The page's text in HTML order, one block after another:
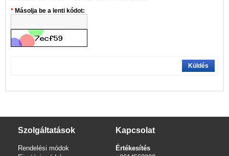
Másolja be a lenti kódot:
Küldés
Szolgáltatások
Rendelési módok
Kapcsolat
Értékesítés